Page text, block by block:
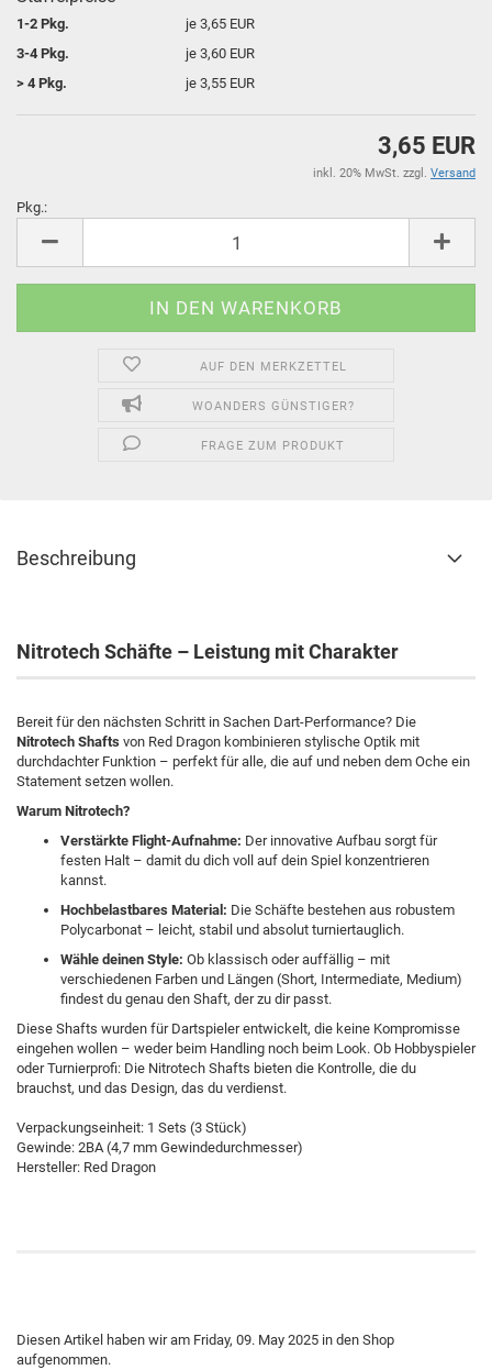
1-2 Pkg.
je 3,65 EUR
3-4 Pkg.
je 3,60 EUR
> 4 Pkg.
je 3,55 EUR
3,65 EUR
inkl. 20% MwSt. zzgl. Versand
Pkg.:
AUF DEN MERKZETTEL
WOANDERS GÜNSTIGER?
FRAGE ZUM PRODUKT
Beschreibung
Nitrotech Schäfte – Leistung mit Charakter
Bereit für den nächsten Schritt in Sachen Dart-Performance? Die
Nitrotech Shafts von Red Dragon kombinieren stylische Optik mit
durchdachter Funktion – perfekt für alle, die auf und neben dem Oche ein
Statement setzen wollen.
Warum Nitrotech?
Verstärkte Flight-Aufnahme: Der innovative Aufbau sorgt für
festen Halt – damit du dich voll auf dein Spiel konzentrieren
kannst.
Hochbelastbares Material: Die Schäfte bestehen aus robustem
Polycarbonat – leicht, stabil und absolut turniertauglich.
Wähle deinen Style: Ob klassisch oder auffällig – mit
verschiedenen Farben und Längen (Short, Intermediate, Medium)
findest du genau den Shaft, der zu dir passt.
Diese Shafts wurden für Dartspieler entwickelt, die keine Kompromisse
eingehen wollen – weder beim Handling noch beim Look. Ob Hobbyspieler
oder Turnierprofi: Die Nitrotech Shafts bieten die Kontrolle, die du
brauchst, und das Design, das du verdienst.
Verpackungseinheit: 1 Sets (3 Stück)
Gewinde: 2BA (4,7 mm Gewindedurchmesser)
Hersteller: Red Dragon
Diesen Artikel haben wir am Friday, 09. May 2025 in den Shop
aufgenommen.